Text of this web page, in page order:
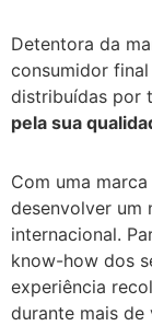
Detentora da
consumidor
distribuídas por
pela sua
Com uma
desenvolver um
internacional.
know-how dos
experiência
durante mais